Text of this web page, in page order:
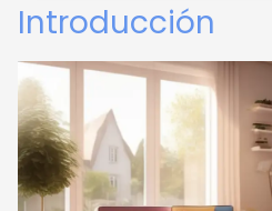
Introducción